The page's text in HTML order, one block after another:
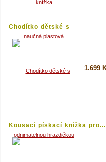
Chodítko dětské s
odnimatelnou...
1.699
Kousací pískací knížka pro...